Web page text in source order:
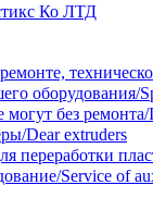
Ко ЛТД
оборудования/
без
Dear extruders
переработки
Service of